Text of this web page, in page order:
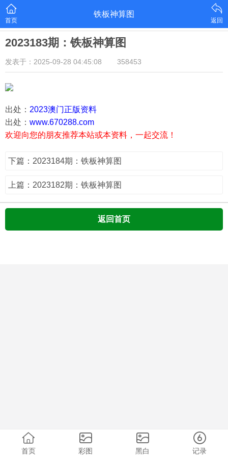
首页
铁板神算图
返回
2023183期：铁板神算图
发表于：2025-09-28 04:45:08 358453
出处： 2023澳门正版资料
出处： www.670288.com
欢迎向您的朋友推荐本站或本资料，一起交流！
下篇：2023184期：铁板神算图
上篇：2023182期：铁板神算图
返回首页
首页 彩图 黑白 记录